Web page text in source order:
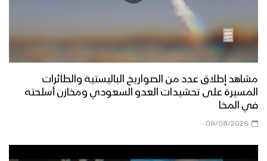
مشاهد إطلاق عدد من الصواريخ الباليستية والطائرات
المسيرة على تحشيدات العدو السعودي ومخازن أسلحته
في المخا
09/08/2026